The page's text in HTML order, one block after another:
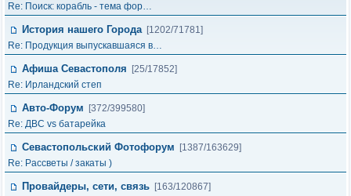
Re: Поиск: корабль - тема фор…
История нашего Города [1202/71781]
Re: Продукция выпускавшаяся в…
Афиша Севастополя
[25/17852]
Re: Ирландский степ
Авто-Форум
[372/399580]
Re: ДВС vs батарейка
Севастопольский Фотофорум
[1387/163629]
Re: Рассветы / закаты )
Провайдеры, сети, связь [163/120867]